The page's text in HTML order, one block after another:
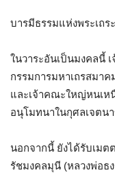
บารมีธรรมแห่งพระเถร
ในวาระอันเป็นมงคลนี้
กรรมการมหาเถรสมา
และเจ้าคณะใหญ่หนเห
อนุโมทนาในกุศลเจตน
นอกจากนี้ ยังได้รับเมต
รัชมงคลมุนี (หลวงพ่อธ